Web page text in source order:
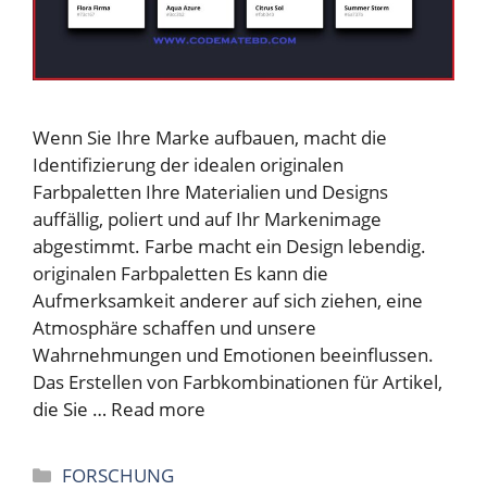
Wenn Sie Ihre Marke aufbauen, macht die
Identifizierung der idealen originalen
Farbpaletten Ihre Materialien und Designs
auffällig, poliert und auf Ihr Markenimage
abgestimmt. Farbe macht ein Design lebendig.
originalen Farbpaletten Es kann die
Aufmerksamkeit anderer auf sich ziehen, eine
Atmosphäre schaffen und unsere
Wahrnehmungen und Emotionen beeinflussen.
Das Erstellen von Farbkombinationen für Artikel,
die Sie … Read more
Categories
FORSCHUNG